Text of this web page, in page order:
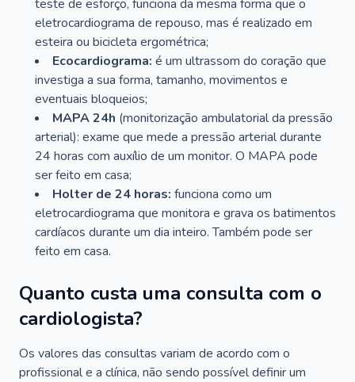
teste de esforço, funciona da mesma forma que o
eletrocardiograma de repouso, mas é realizado em
esteira ou bicicleta ergométrica;
Ecocardiograma: é um ultrassom do coração que
investiga a sua forma, tamanho, movimentos e
eventuais bloqueios;
MAPA 24h (monitorização ambulatorial da pressão
arterial): exame que mede a pressão arterial durante
24 horas com auxílio de um monitor. O MAPA pode
ser feito em casa;
Holter de 24 horas: funciona como um
eletrocardiograma que monitora e grava os batimentos
cardíacos durante um dia inteiro. Também pode ser
feito em casa.
Quanto custa uma consulta com o
cardiologista?
Os valores das consultas variam de acordo com o
profissional e a clínica, não sendo possível definir um